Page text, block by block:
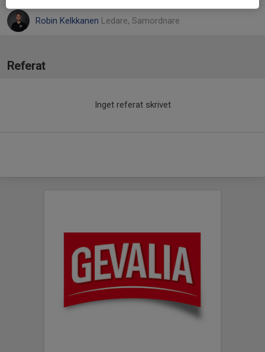
Robin Kelkkanen Ledare, Samordnare
Referat
Inget referat skrivet